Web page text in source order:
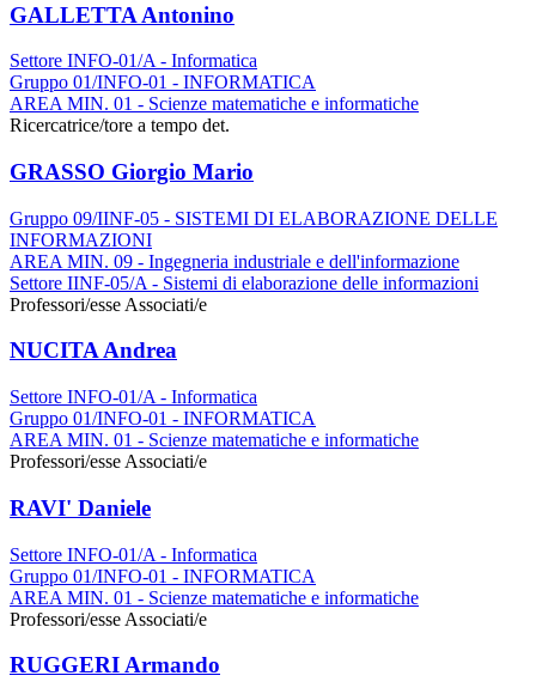
GALLETTA Antonino
Settore INFO-01/A - Informatica
Gruppo 01/INFO-01 - INFORMATICA
AREA MIN. 01 - Scienze matematiche e informatiche
Ricercatrice/tore a tempo det.
GRASSO Giorgio Mario
Gruppo 09/IINF-05 - SISTEMI DI ELABORAZIONE DELLE
INFORMAZIONI
AREA MIN. 09 - Ingegneria industriale e dell'informazione
Settore IINF-05/A - Sistemi di elaborazione delle informazioni
Professori/esse Associati/e
NUCITA Andrea
Settore INFO-01/A - Informatica
Gruppo 01/INFO-01 - INFORMATICA
AREA MIN. 01 - Scienze matematiche e informatiche
Professori/esse Associati/e
RAVI' Daniele
Settore INFO-01/A - Informatica
Gruppo 01/INFO-01 - INFORMATICA
AREA MIN. 01 - Scienze matematiche e informatiche
Professori/esse Associati/e
RUGGERI Armando